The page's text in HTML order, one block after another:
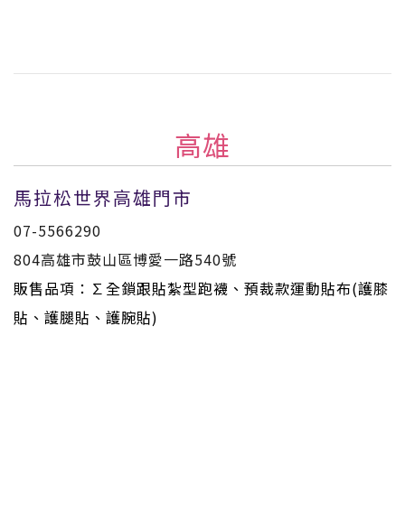
高雄
馬拉松世界高雄門市
07-5566290
804高雄市鼓山區博愛一路540號
販售品項：∑全鎖跟貼紮型跑襪、預裁款運動貼布(護膝
貼、護腿貼、護腕貼)